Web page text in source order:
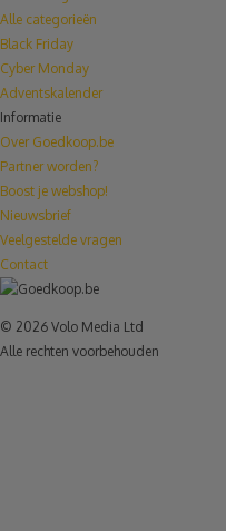
Alle categorieën
Black Friday
Cyber Monday
Adventskalender
Informatie
Over Goedkoop.be
Partner worden?
Boost je webshop!
Nieuwsbrief
Veelgestelde vragen
Contact
© 2026 Volo Media Ltd
Alle rechten voorbehouden